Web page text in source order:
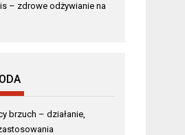
– zdrowe odżywianie na
brzuch – działanie,